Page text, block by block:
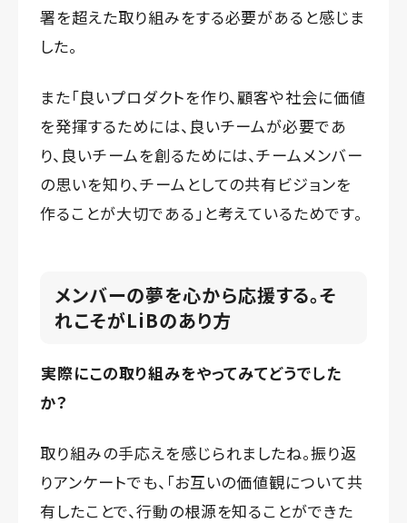
署を超えた取り組みをする必要があると感じま
した。
また「良いプロダクトを作り、顧客や社会に価値
を発揮するためには、良いチームが必要であ
り、良いチームを創るためには、チームメンバー
の思いを知り、チームとしての共有ビジョンを
作ることが大切である」と考えているためです。
メンバーの夢を心から応援する。そ
れこそがLiBのあり方
実際にこの取り組みをやってみてどうでした
か？
取り組みの手応えを感じられましたね。振り返
りアンケートでも、「お互いの価値観について共
有したことで、行動の根源を知ることができた